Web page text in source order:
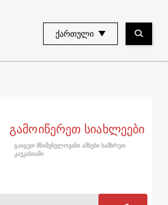
ᲥᲐᲠᲗᲣᲚᲘ
გამოიწერეთ სიახლეები
გაიგეთ მნიშვნელოვანი ამბები სამხრეთ
კავკასიაში